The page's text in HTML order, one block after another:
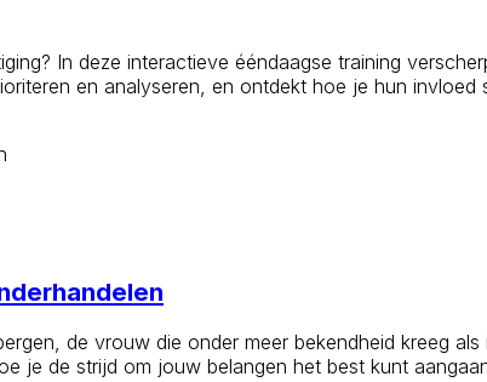
In deze interactieve ééndaagse training
en analyseren, en ontdekt hoe je hun invloed
de vrouw die onder meer bekendheid kreeg
je de strijd om jouw belangen het best kunt